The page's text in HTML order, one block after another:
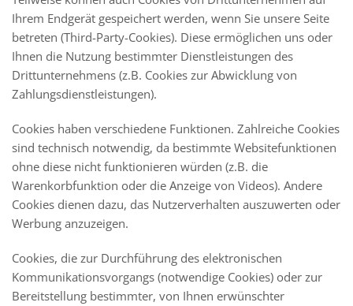
Ihrem Endgerät gespeichert werden, wenn Sie unsere Seite
betreten (Third-Party-Cookies). Diese ermöglichen uns oder
Ihnen die Nutzung bestimmter Dienstleistungen des
Drittunternehmens (z.B. Cookies zur Abwicklung von
Zahlungsdienstleistungen).
Cookies haben verschiedene Funktionen. Zahlreiche Cookies
sind technisch notwendig, da bestimmte Websitefunktionen
ohne diese nicht funktionieren würden (z.B. die
Warenkorbfunktion oder die Anzeige von Videos). Andere
Cookies dienen dazu, das Nutzerverhalten auszuwerten oder
Werbung anzuzeigen.
Cookies, die zur Durchführung des elektronischen
Kommunikationsvorgangs (notwendige Cookies) oder zur
Bereitstellung bestimmter, von Ihnen erwünschter